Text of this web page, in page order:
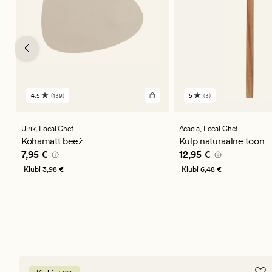
139
hinnanguga
4.5
4.5 (139)
Ulrik, Local Chef
Kohamatt beež
Pris_ee 7,95 €
7,95 €
Klubi 3,98 €
3
hinnanguga
5
5 (3)
Acacia, Local Chef
Kulp naturaalne toon
Pris_ee 12,95 €
12,95 €
Klubi 6,48 €